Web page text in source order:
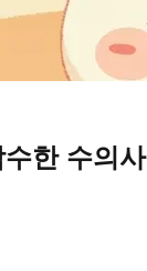
한 수의사